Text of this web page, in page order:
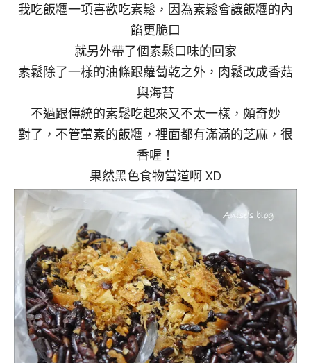
我吃飯糰一項喜歡吃素鬆，因為素鬆會讓飯糰的內
餡更脆口
就另外帶了個素鬆口味的回家
素鬆除了一樣的油條跟蘿蔔乾之外，肉鬆改成香菇
與海苔
不過跟傳統的素鬆吃起來又不太一樣，頗奇妙
對了，不管葷素的飯糰，裡面都有滿滿的芝麻，很
香喔！
果然黑色食物當道啊 XD